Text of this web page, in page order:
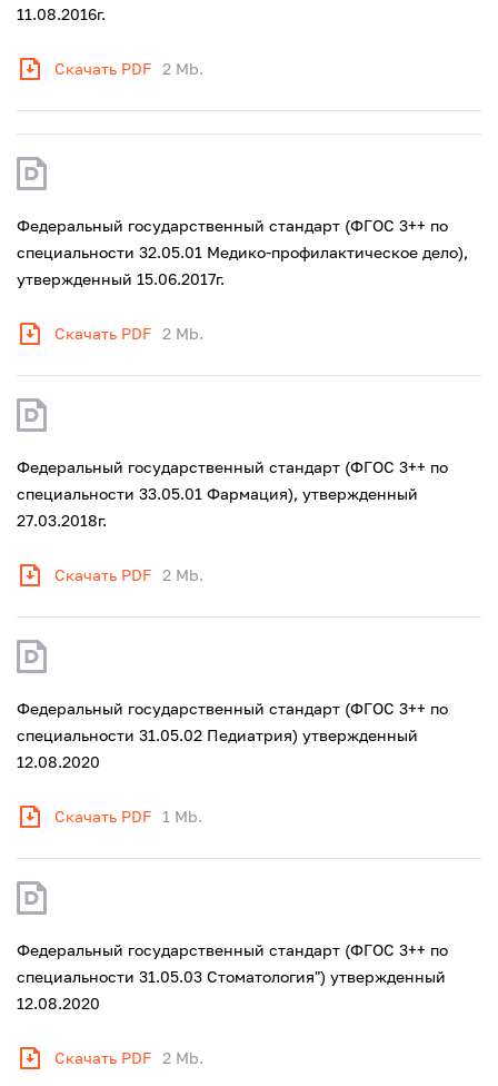
11.08.2016г.
Скачать PDF 2 Mb.
Федеральный государственный стандарт (ФГОС 3++ по
специальности 32.05.01 Медико-профилактическое дело),
утвержденный 15.06.2017г.
Скачать PDF 2 Mb.
Федеральный государственный стандарт (ФГОС 3++ по
специальности 33.05.01 Фармация), утвержденный
27.03.2018г.
Скачать PDF 2 Mb.
Федеральный государственный стандарт (ФГОС 3++ по
специальности 31.05.02 Педиатрия) утвержденный
12.08.2020
Скачать PDF 1 Mb.
Федеральный государственный стандарт (ФГОС 3++ по
специальности 31.05.03 Стоматология") утвержденный
12.08.2020
Скачать PDF 2 Mb.